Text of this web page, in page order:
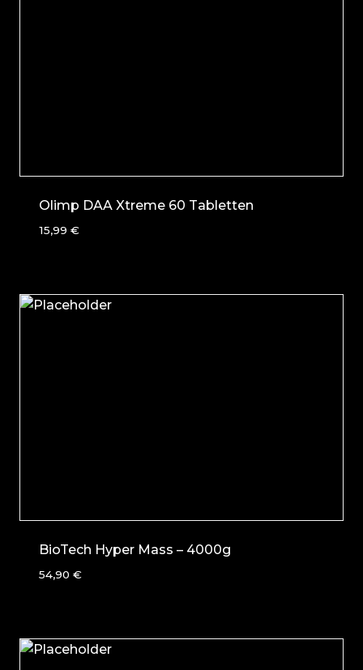
Olimp DAA Xtreme 60 Tabletten
15,99 €
BioTech Hyper Mass – 4000g
54,90 €